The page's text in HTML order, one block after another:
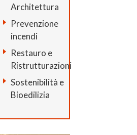
Architettura
Prevenzione
incendi
Restauro e
Ristrutturazioni
Sostenibilità e
Bioedilizia